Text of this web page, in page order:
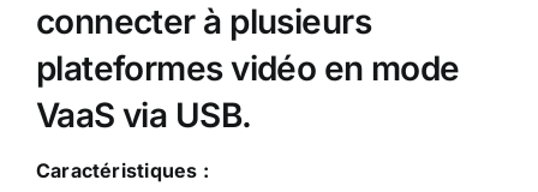
connecter à plusieurs
plateformes vidéo en mode
VaaS via USB.
Caractéristiques :